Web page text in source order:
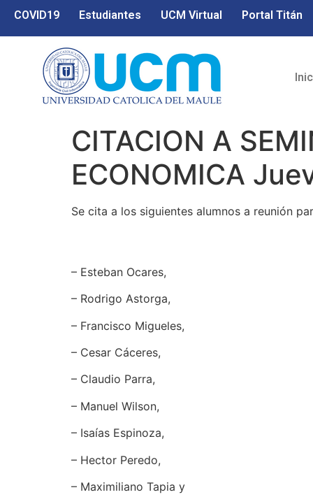
COVID19 Estudiantes UCM Virtual Portal Titán
CITACION A
ECONOMICA
Se cita a los siguientes alumnos a reunión
– Esteban Ocares,
– Rodrigo Astorga,
– Francisco Migueles,
– Cesar Cáceres,
– Claudio Parra,
– Manuel Wilson,
– Isaías Espinoza,
– Hector Peredo,
– Maximiliano Tapia y